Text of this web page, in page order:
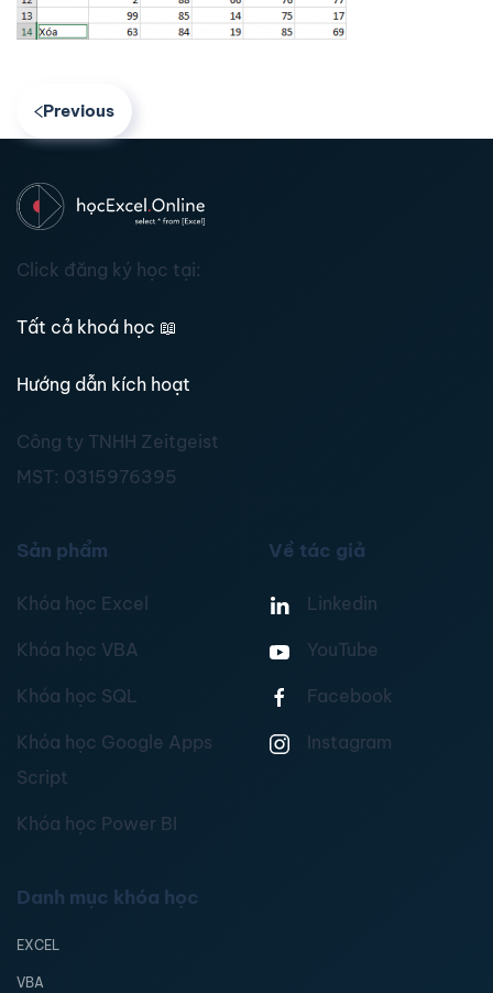
Previous
Click đăng ký học tại:
Tất cả khoá học 📖
Hướng dẫn kích hoạt
Công ty TNHH Zeitgeist
MST: 0315976395
Sản phẩm
Khóa học Excel
Khóa học VBA
Khóa học SQL
Khóa học Google Apps
Script
Khóa học Power BI
Về tác giả
Linkedin
YouTube
Facebook
Instagram
Danh mục khóa học
EXCEL
VBA